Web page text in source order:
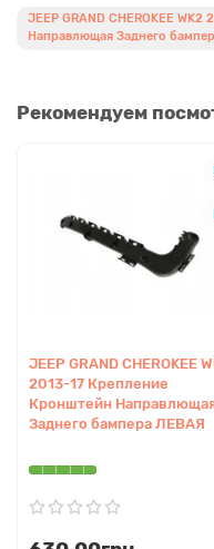
JEEP GRAND CHEROKEE
Направлющая Заднего
Рекомендуем
JEEP GRAND CHEROKEE
2013-17 Крепление
Кронштейн
Заднего бампера ЛЕВАЯ